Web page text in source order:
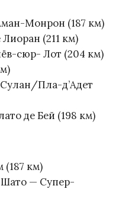
Монрон (187 км)
(211 км)
сюр- Лот (204 км)
Пла-д’Адет
де Бей (198 км)
км)
— Супер-